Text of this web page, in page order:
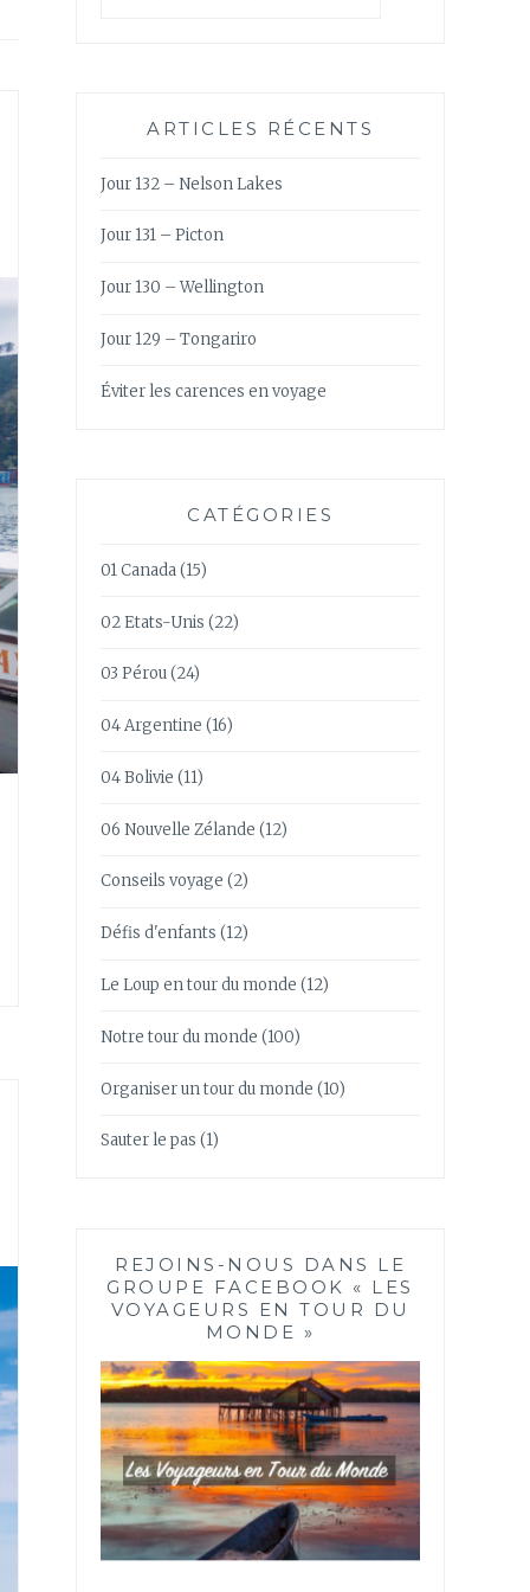
ARTICLES RÉCENTS
Jour 132 – Nelson Lakes
Jour 131 – Picton
Jour 130 – Wellington
Jour 129 – Tongariro
Éviter les carences en voyage
CATÉGORIES
01 Canada(15)
02 Etats-Unis (22)
03 Pérou(24)
04 Argentine (16)
04 Bolivie (11)
06 Nouvelle Zélande (12)
Conseils voyage (2)
Défis d'enfants (12)
Le Loup en tour du monde (12)
Notre tour du monde (100)
Organiser un tour du monde (10)
Sauter le pas (1)
REJOINS-NOUS DANS LE
GROUPE FACEBOOK « LES
VOYAGEURS EN TOUR DU
MONDE »